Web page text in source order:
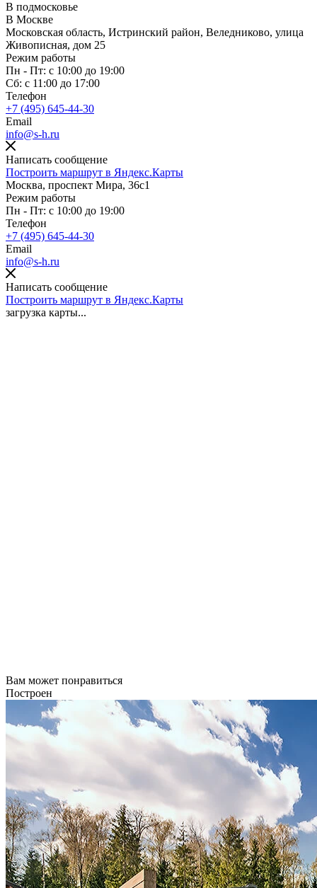
В подмосковье
В Москве
Московская область, Истринский район, Веледниково, улица
Живописная, дом 25
Режим работы
Пн - Пт: с 10:00 до 19:00
Сб: с 11:00 до 17:00
Телефон
+7 (495) 645-44-30
Email
info@s-h.ru
Написать сообщение
Построить маршрут в Яндекс.Карты
Москва, проспект Мира, 36с1
Режим работы
Пн - Пт: с 10:00 до 19:00
Телефон
+7 (495) 645-44-30
Email
info@s-h.ru
Написать сообщение
Построить маршрут в Яндекс.Карты
загрузка карты...
Вам может понравиться
Построен